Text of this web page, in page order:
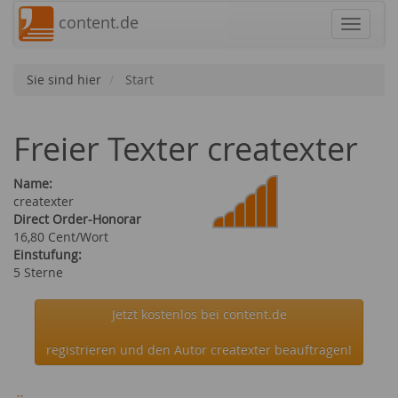
content.de
Sie sind hier Start
Freier Texter createxter
Name:
createxter
Direct Order-Honorar
16,80 Cent/Wort
Einstufung:
5 Sterne
Jetzt kostenlos bei content.de
registrieren und den Autor createxter beauftragen!